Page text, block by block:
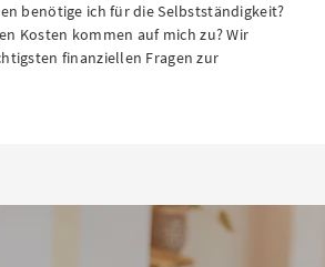
benötige ich für die Selbstständigkeit?
Kosten kommen auf mich zu? Wir
finanziellen Fragen zur